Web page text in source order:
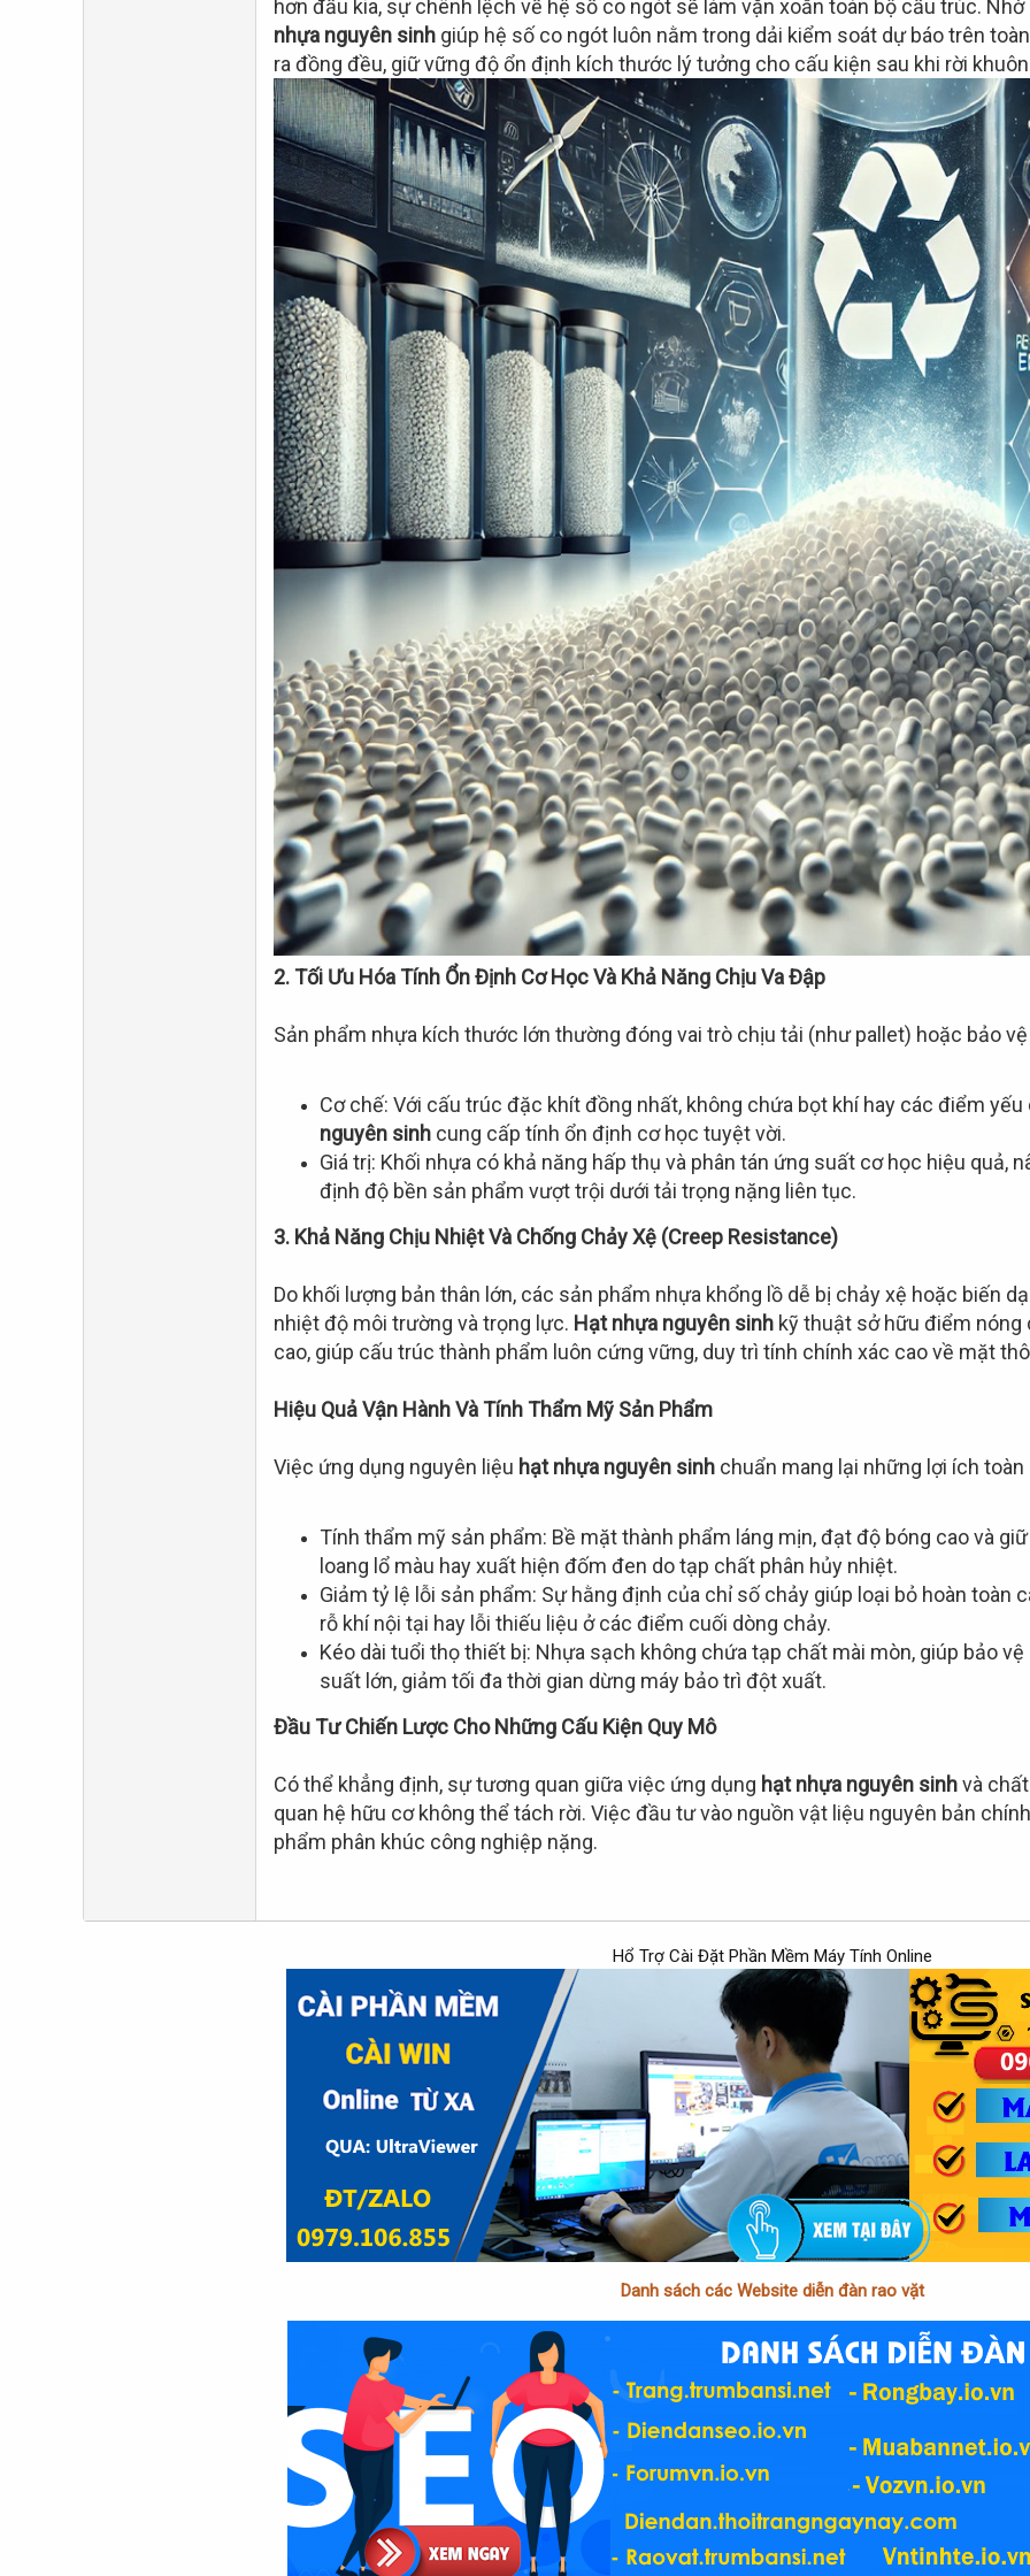
hơn đầu kia, sự chênh lệch về hệ số co ngót sẽ làm vặn xoắn toàn bộ cấu trúc.
nhựa nguyên sinh giúp hệ số co ngót luôn nằm trong dải kiểm soát dự báo trên
ra đồng đều, giữ vững độ ổn định kích thước lý tưởng cho cấu kiện sau khi rời
2. Tối Ưu Hóa Tính Ổn Định Cơ Học Và Khả Năng Chịu Va Đập
Sản phẩm nhựa kích thước lớn thường đóng vai trò chịu tải (như pallet) hoặc bảo
Cơ chế: Với cấu trúc đặc khít đồng nhất, không chứa bọt khí hay các điểm
nguyên sinh cung cấp tính ổn định cơ học tuyệt vời.
Giá trị: Khối nhựa có khả năng hấp thụ và phân tán ứng suất cơ học hiệu quả,
định độ bền sản phẩm vượt trội dưới tải trọng nặng liên tục.
3. Khả Năng Chịu Nhiệt Và Chống Chảy Xệ (Creep Resistance)
Do khối lượng bản thân lớn, các sản phẩm nhựa khổng lồ dễ bị chảy xệ hoặc biến
nhiệt độ môi trường và trọng lực. Hạt nhựa nguyên sinh kỹ thuật sở hữu điểm nóng
cao, giúp cấu trúc thành phẩm luôn cứng vững, duy trì tính chính xác cao về mặt
Hiệu Quả Vận Hành Và Tính Thẩm Mỹ Sản Phẩm
Việc ứng dụng nguyên liệu hạt nhựa nguyên sinh chuẩn mang lại những lợi ích
Tính thẩm mỹ sản phẩm: Bề mặt thành phẩm láng mịn, đạt độ bóng cao và
loang lổ màu hay xuất hiện đốm đen do tạp chất phân hủy nhiệt.
Giảm tỷ lệ lỗi sản phẩm: Sự hằng định của chỉ số chảy giúp loại bỏ hoàn toàn
rỗ khí nội tại hay lỗi thiếu liệu ở các điểm cuối dòng chảy.
Kéo dài tuổi thọ thiết bị: Nhựa sạch không chứa tạp chất mài mòn, giúp bảo
suất lớn, giảm tối đa thời gian dừng máy bảo trì đột xuất.
Đầu Tư Chiến Lược Cho Những Cấu Kiện Quy Mô
Có thể khẳng định, sự tương quan giữa việc ứng dụng hạt nhựa nguyên sinhvà
quan hệ hữu cơ không thể tách rời. Việc đầu tư vào nguồn vật liệu nguyên bản
phẩm phân khúc công nghiệp nặng.
Hổ Trợ Cài Đặt Phần Mềm Máy Tính Online
Danh sách các Website diễn đàn rao vặt